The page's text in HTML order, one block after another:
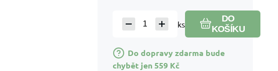
ks
DO
KOŠÍKU
Do dopravy zdarma bude
chybět jen 559 Kč